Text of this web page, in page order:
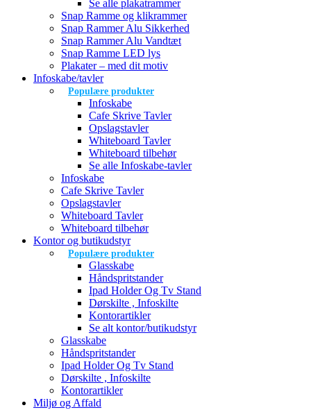
Se alle plakatrammer
Snap Ramme og klikrammer
Snap Rammer Alu Sikkerhed
Snap Rammer Alu Vandtæt
Snap Ramme LED lys
Plakater – med dit motiv
Infoskabe/tavler
Populære produkter
Infoskabe
Cafe Skrive Tavler
Opslagstavler
Whiteboard Tavler
Whiteboard tilbehør
Se alle Infoskabe-tavler
Infoskabe
Cafe Skrive Tavler
Opslagstavler
Whiteboard Tavler
Whiteboard tilbehør
Kontor og butikudstyr
Populære produkter
Glasskabe
Håndspritstander
Ipad Holder Og Tv Stand
Dørskilte , Infoskilte
Kontorartikler
Se alt kontor/butikudstyr
Glasskabe
Håndspritstander
Ipad Holder Og Tv Stand
Dørskilte , Infoskilte
Kontorartikler
Miljø og Affald